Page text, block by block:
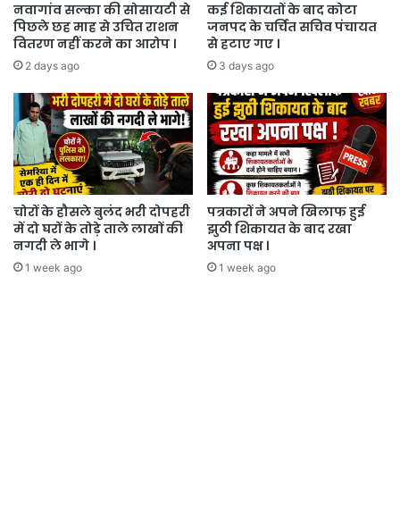
नवागांव सल्का की सोसायटी से
पिछले छह माह से उचित राशन
वितरण नहीं करने का आरोप ।
2 days ago
कई शिकायतों के बाद कोटा
जनपद के चर्चित सचिव पंचायत
से हटाए गए ।
3 days ago
चोरों के हौसले बुलंद भरी दोपहरी
में दो घरों के तोड़े ताले लाखों की
नगदी ले भागे ।
1 week ago
पत्रकारों ने अपने खिलाफ हुई
झुठी शिकायत के बाद रखा
अपना पक्ष ।
1 week ago